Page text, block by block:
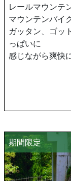
レールマウン
マウンテンバイ
ガッタン、ゴッ
っぱいに
感じながら爽快
期間限定